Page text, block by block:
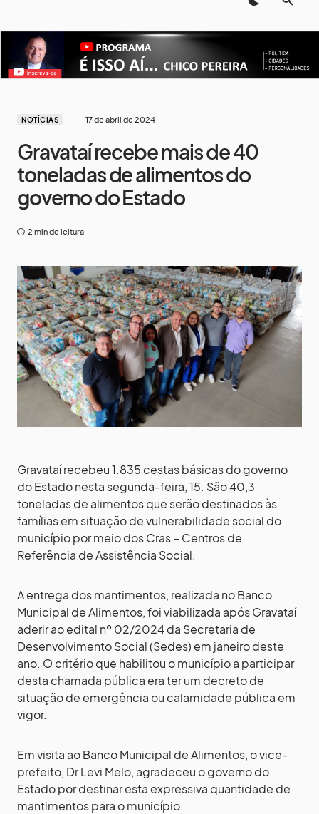
NOTÍCIAS 17 de abril de 2024
Gravataí recebe mais de 40
toneladas de alimentos do
governo do Estado
2 min de leitura
Gravataí recebeu 1.835 cestas básicas do governo
do Estado nesta segunda-feira, 15. São 40,3
toneladas de alimentos que serão destinados às
famílias em situação de vulnerabilidade social do
município por meio dos Cras – Centros de
Referência de Assistência Social.
A entrega dos mantimentos, realizada no Banco
Municipal de Alimentos, foi viabilizada após Gravataí
aderir ao edital nº 02/2024 da Secretaria de
Desenvolvimento Social (Sedes) em janeiro deste
ano. O critério que habilitou o município a participar
desta chamada pública era ter um decreto de
situação de emergência ou calamidade pública em
vigor.
Em visita ao Banco Municipal de Alimentos, o vice-
prefeito, Dr Levi Melo, agradeceu o governo do
Estado por destinar esta expressiva quantidade de
mantimentos para o município.